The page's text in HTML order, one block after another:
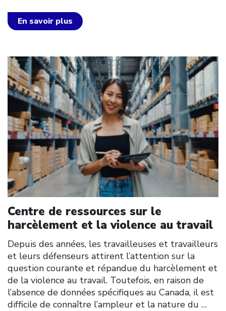
En savoir plus
Centre de ressources sur le
harcèlement et la violence au travail
Depuis des années, les travailleuses et travailleurs
et leurs défenseurs attirent l’attention sur la
question courante et répandue du harcèlement et
de la violence au travail. Toutefois, en raison de
l’absence de données spécifiques au Canada, il est
difficile de connaître l’ampleur et la nature du …
Click to open the link